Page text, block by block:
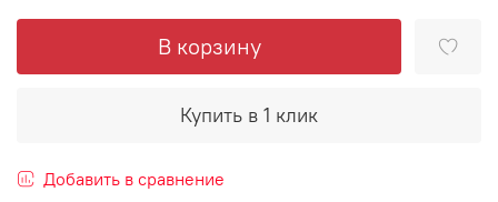
В корзину
Купить в 1 клик
Добавить в сравнение